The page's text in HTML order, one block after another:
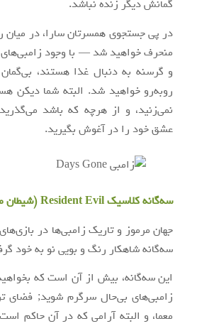
گمانش دیگر زنده نباشد.
در پی جستجوی همسرتان سارا، در میان
منحرف خواهید شد — با وجود
و گرسنه به دنبال غذا هستند،
روبه‌رو خواهید شد. البته شما دیکن
نمی‌زنید، و از هرچه که باشد می‌گذرید
عشق خود را در آغوش بگیرید.
سه‌گانه کلاسیک Resident Evil (شیطان مقیم)
جهان مرموز و تاریک زامبی‌ها در
سه‌گانه شاهکار رنگ و بویی نو به خود
این سه‌گانه، بیش از آن است که
زامبی‌های بی‌حال سرگرم شوید; فضای
معما، و البته آرامی که در آن حاکم